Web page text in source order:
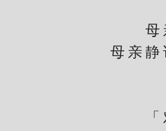
坐
母亲
母亲
「对